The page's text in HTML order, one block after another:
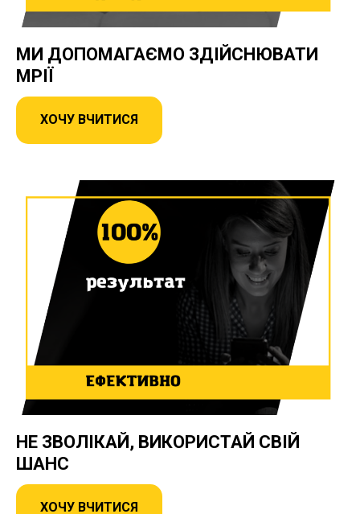
МИ ДОПОМАГАЄМО ЗДІЙСНЮВАТИ
МРІЇ
ХОЧУ ВЧИТИСЯ
НЕ ЗВОЛІКАЙ, ВИКОРИСТАЙ СВІЙ
ШАНС
ХОЧУ ВЧИТИСЯ